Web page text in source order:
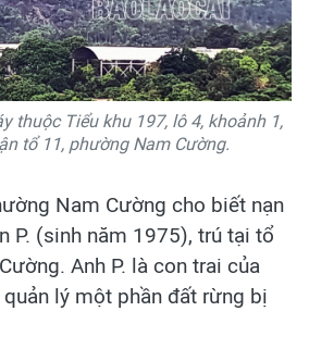
thuộc Tiểu khu 197, lô 4, khoảnh 1,
tổ 11, phường Nam Cường.
Nam Cường cho biết nạn
P. (sinh năm 1975), trú tại tổ
Anh P. là con trai của
lý một phần đất rừng bị